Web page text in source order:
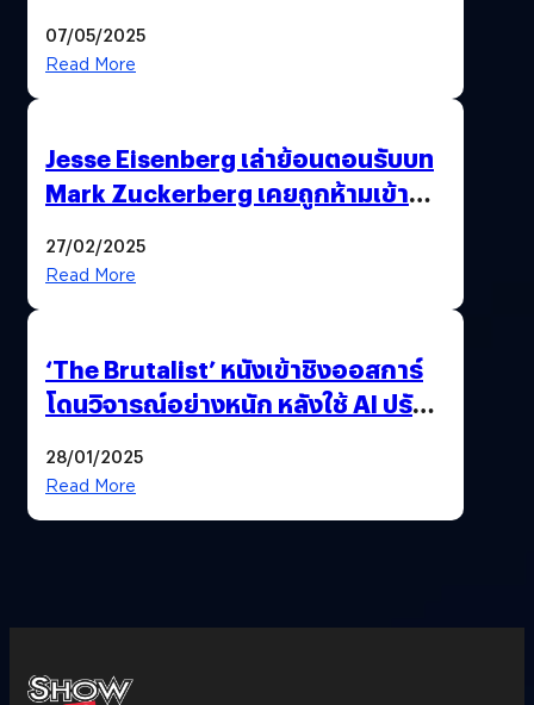
Premiere
07/05/2025
Read More
Jesse Eisenberg เล่าย้อนตอนรับบท
Mark Zuckerberg เคยถูกห้ามเข้าพบ
27/02/2025
Read More
‘The Brutalist’ หนังเข้าชิงออสการ์
โดนวิจารณ์อย่างหนัก หลังใช้ AI ปรับ
28/01/2025
Read More